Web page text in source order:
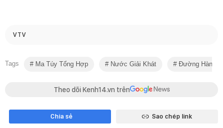
VTV
Tags Ma Túy Tổng Hợp Nước Giải Khát Đường Hàng
Theo dõi Kenh14.vn trên
Chia sẻ Sao chép link